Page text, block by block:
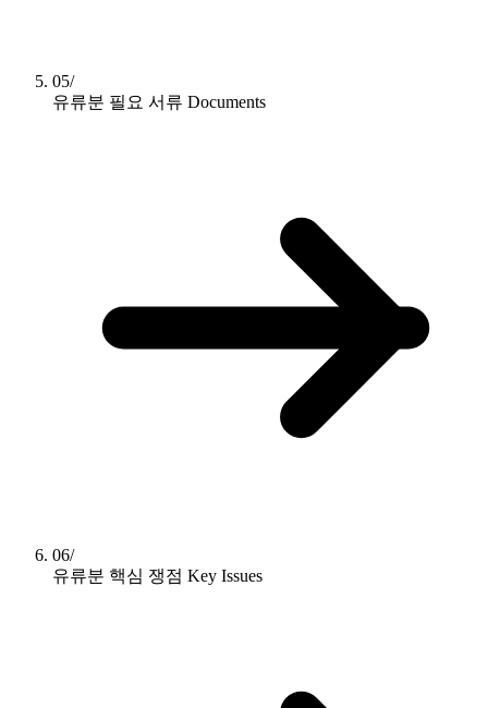
05/
유류분 필요 서류 Documents
06/
유류분 핵심 쟁점 Key Issues